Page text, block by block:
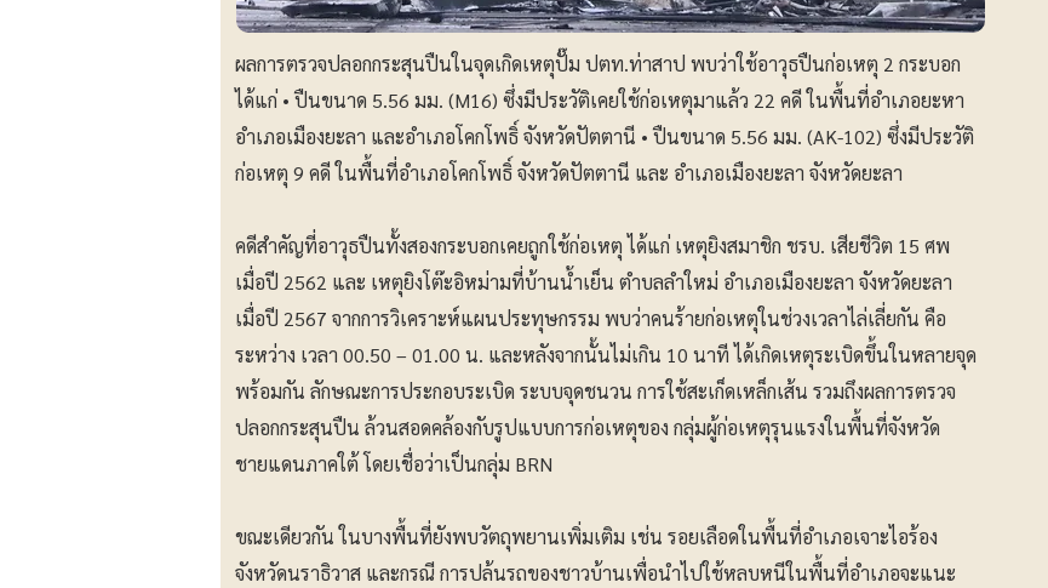
ผลการตรวจปลอกกระสุนปืนในจุดเกิดเหตุปั๊ม ปตท.ท่าสาป พบว่าใช้อาวุธปืนก่อเหตุ 2 กระบอก
ได้แก่ • ปืนขนาด 5.56 มม. (M16) ซึ่งมีประวัติเคยใช้ก่อเหตุมาแล้ว 22 คดี ในพื้นที่อำเภอยะหา
อำเภอเมืองยะลา และอำเภอโคกโพธิ์ จังหวัดปัตตานี • ปืนขนาด 5.56 มม. (AK-102) ซึ่งมีประวัติ
ก่อเหตุ 9 คดี ในพื้นที่อำเภอโคกโพธิ์ จังหวัดปัตตานี และ อำเภอเมืองยะลา จังหวัดยะลา
คดีสำคัญที่อาวุธปืนทั้งสองกระบอกเคยถูกใช้ก่อเหตุ ได้แก่ เหตุยิงสมาชิก ชรบ. เสียชีวิต 15 ศพ
เมื่อปี 2562 และ เหตุยิงโต๊ะอิหม่ามที่บ้านน้ำเย็น ตำบลลำใหม่ อำเภอเมืองยะลา จังหวัดยะลา
เมื่อปี 2567 จากการวิเคราะห์แผนประทุษกรรม พบว่าคนร้ายก่อเหตุในช่วงเวลาไล่เลี่ยกัน คือ
ระหว่าง เวลา 00.50 – 01.00 น. และหลังจากนั้นไม่เกิน 10 นาที ได้เกิดเหตุระเบิดขึ้นในหลายจุด
พร้อมกัน ลักษณะการประกอบระเบิด ระบบจุดชนวน การใช้สะเก็ดเหล็กเส้น รวมถึงผลการตรวจ
ปลอกกระสุนปืน ล้วนสอดคล้องกับรูปแบบการก่อเหตุของ กลุ่มผู้ก่อเหตุรุนแรงในพื้นที่จังหวัด
ชายแดนภาคใต้ โดยเชื่อว่าเป็นกลุ่ม BRN
ขณะเดียวกัน ในบางพื้นที่ยังพบวัตถุพยานเพิ่มเติม เช่น รอยเลือดในพื้นที่อำเภอเจาะไอร้อง
จังหวัดนราธิวาส และกรณี การปล้นรถของชาวบ้านเพื่อนำไปใช้หลบหนีในพื้นที่อำเภอจะแนะ